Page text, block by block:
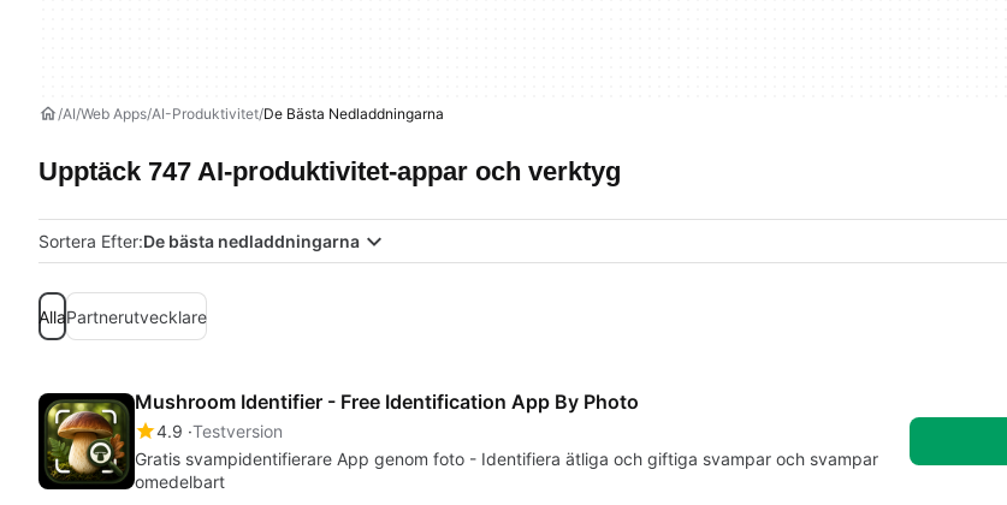
AI Web Apps AI-Produktivitet De Bästa Nedladdningarna
Upptäck 747 AI-produktivitet-appar och verktyg
Sortera Efter:De bästa nedladdningarna
AllaPartnerutvecklare
Mushroom Identifier - Free Identification App By Photo
4.9 Testversion
Gratis svampidentifierare App genom foto - Identifiera ätliga och giftiga svampar och svampar
omedelbart